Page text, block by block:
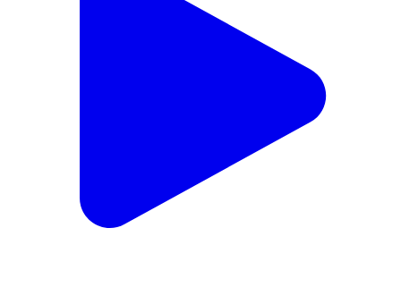
फ़तेहपुर में चकबंदी लेखपाल का कथित रिश्वत लेते वीडियो वायरल
राजस्व अभिलेखों में हेरफेर के आरोप, वायरल वीडियो से मचा हड़कंप